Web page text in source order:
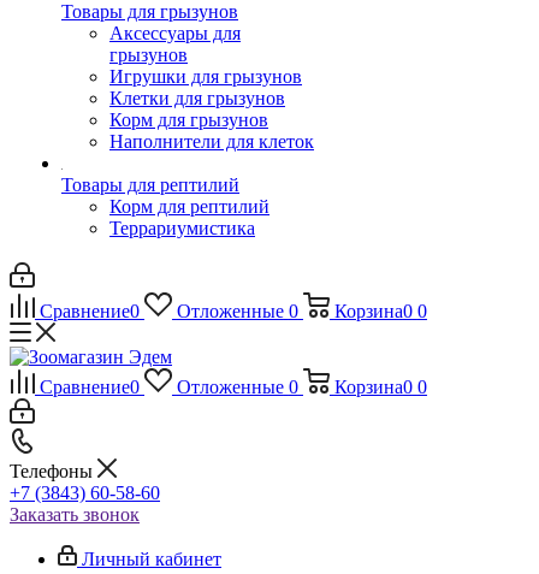
Товары для грызунов
Аксессуары для
грызунов
Игрушки для грызунов
Клетки для грызунов
Корм для грызунов
Наполнители для клеток
Товары для рептилий
Корм для рептилий
Террариумистика
Сравнение0 Отложенные 0 Корзина0 0
Сравнение0 Отложенные 0 Корзина0 0
Телефоны
+7 (3843) 60-58-60
Заказать звонок
Личный кабинет